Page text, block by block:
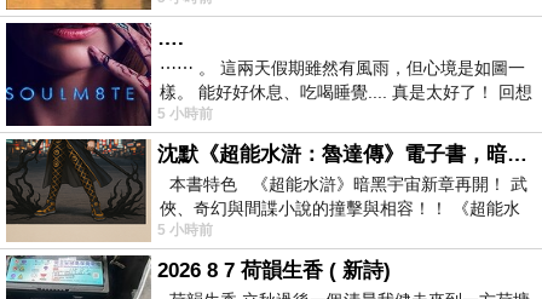
….
⋯⋯ 。 這兩天假期雖然有風雨，但心境是如圖一
樣。 能好好休息、吃喝睡覺.... 真是太好了！ 回想
起來，以前根本就很難有這
5 小時前
沈默《超能水滸：魯達傳》電子書，暗黑宇宙新章，一一五年八月璀璨上架！
本書特色 《超能水滸》暗黑宇宙新章再開！ 武
俠、奇幻與間諜小說的撞擊與相容！！ 《超能水
滸》系列第四部
5 小時前
2026 8 7 荷韻生香 ( 新詩)